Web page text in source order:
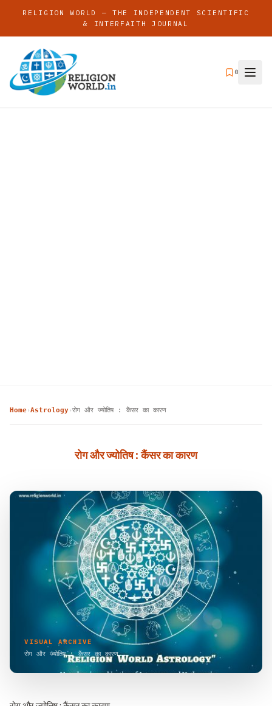
RELIGION WORLD — THE INDEPENDENT SCIENTIFIC
& INTERFAITH JOURNAL
0
Home›Astrology›रोग और ज्योतिष : कैंसर का कारण
रोग और ज्योतिष : कैंसर का कारण
VISUAL ARCHIVE
रोग और ज्योतिष : कैंसर का कारण